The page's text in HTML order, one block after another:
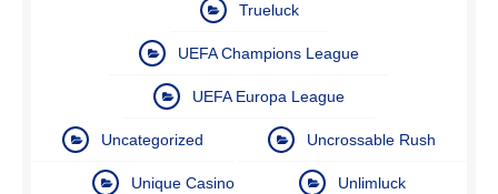
Trueluck
UEFA Champions League
UEFA Europa League
Uncategorized Uncrossable Rush
Unique Casino Unlimluck